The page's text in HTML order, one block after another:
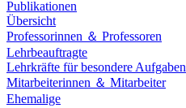
Publikationen
Übersicht
Professorinnen ＆ Professoren
Lehrbeauftragte
Lehrkräfte für besondere Aufgaben
Mitarbeiterinnen ＆ Mitarbeiter
Ehemalige